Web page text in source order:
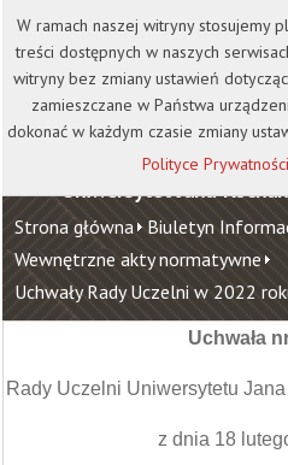
Kontakt
Wirtualna Uczelnia
Uniwersytet Jana
Strona główna Biuletyn
Wewnętrzne akty normatywne
Uchwały Rady Uczelni w 2022
Uchwała
Rady Uczelni Uniwersytetu
z dnia 18
W ramach naszej witryny stosujemy
treści dostępnych w naszych
witryny bez zmiany ustawień
zamieszczane w Państwa
dokonać w każdym czasie zmiany
Polityce Prywatności